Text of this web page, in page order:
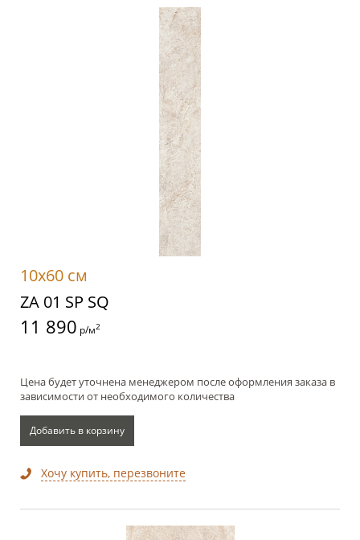
10x60 см
ZA 01 SP SQ
11 890 р/м2
Цена будет уточнена менеджером после оформления заказа в
зависимости от необходимого количества
Добавить в корзину
Хочу купить, перезвоните